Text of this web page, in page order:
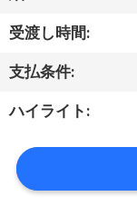
い
て
工
場
ツ
受渡し時間:
支払条件:
ハイライト: